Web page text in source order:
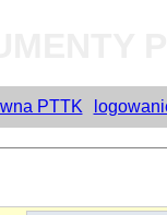
PTTK